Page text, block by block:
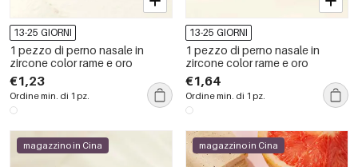
13-25 GIORNI
1 pezzo di perno nasale in
zircone color rame e oro
€1,23
Ordine min. di 1 pz.
13-25 GIORNI
1 pezzo di perno nasale in
zircone color rame e oro
€1,64
Ordine min. di 1 pz.
magazzino in Cina magazzino in Cina